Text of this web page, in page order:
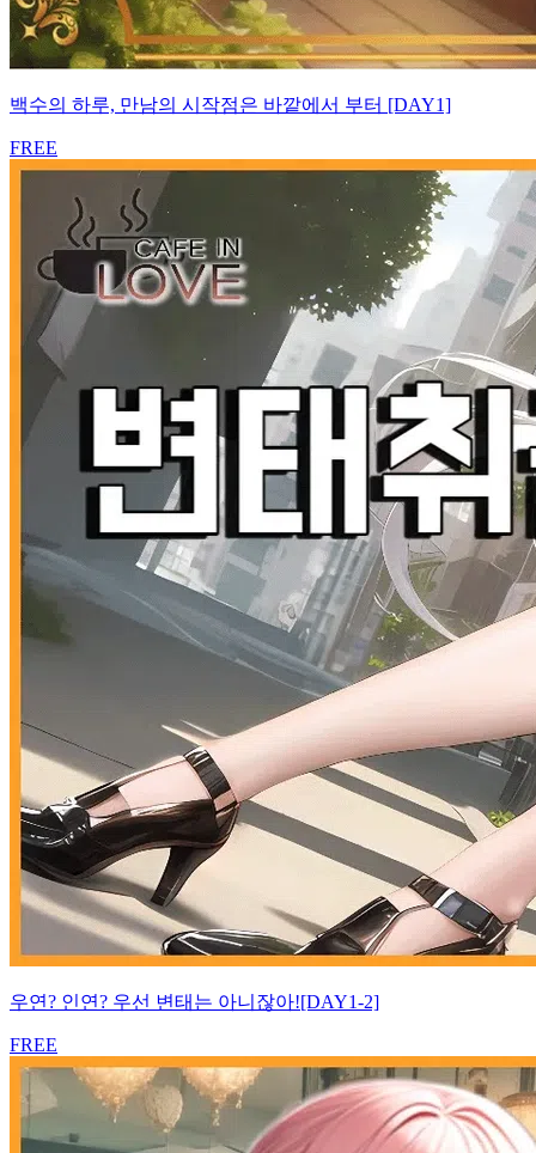
백수의 하루, 만남의 시작점은 바깥에서 부터 [DAY1]
FREE
우연? 인연? 우선 변태는 아니잖아![DAY1-2]
FREE